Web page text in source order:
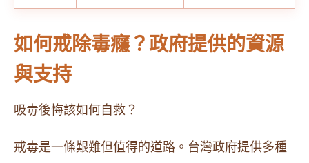
如何戒除毒癮？政府提供的資源
與支持
吸毒後悔該如何自救？
戒毒是一條艱難但值得的道路。台灣政府提供多種